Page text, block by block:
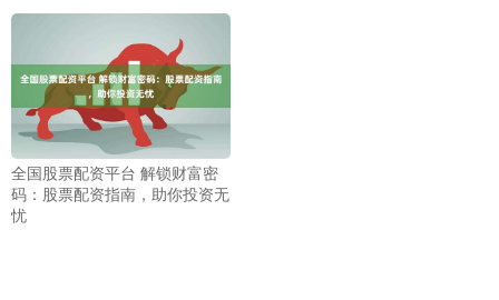
全国股票配资平台 解锁财富密
码：股票配资指南，助你投资无
忧